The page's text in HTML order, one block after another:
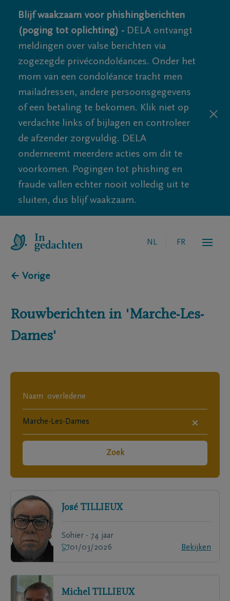
Blijf waakzaam voor phishingberichten
(poging tot oplichting) - DELA ontvangt
meldingen over valse berichten via
zogezegde privécondoléances. Onder het
mom van een condoléance tracht men
mailadressen, andere persoonsgegevens
of een betaling te bekomen. Klik niet op
verdachte links of bijlagen en controleer
de afzender zorgvuldig. DELA
onderneemt meerdere acties om dit te
voorkomen. Pogingen tot phishing en
fraude vallen echter nooit volledig uit te
sluiten, dus blijf waakzaam.
NL FR
← Vorige
Rouwberichten in 'Marche-Les-
Dames'
×
Zoek
José TILLIEUX
Sohier - 74 jaar
01/03/2026
Bekijken
Michel TILLIEUX